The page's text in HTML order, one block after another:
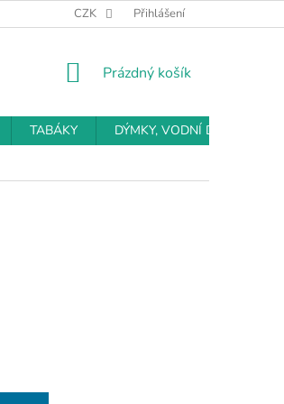
PODMÍNKY OCHRANY OSOBNÍCH ÚDAJŮ
CZK Přihlášení
NÁKUPNÍ
Prázdný košík
TABÁKY
DÝMKY, VODNÍ DÝMKY